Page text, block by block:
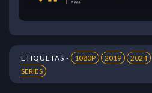
ETIQUETAS - 1080P 2019 2024
SERIES